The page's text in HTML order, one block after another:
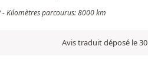
- Kilomètres parcourus: 8000 km
Avis traduit déposé le